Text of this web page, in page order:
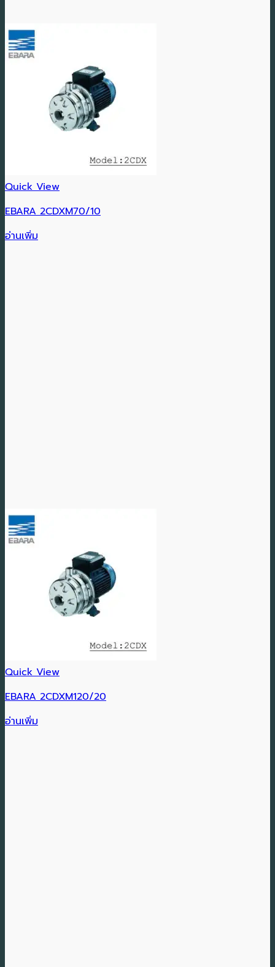
Quick View
EBARA 2CDXM70/10
อ่านเพิ่ม
Quick View
EBARA 2CDXM120/20
อ่านเพิ่ม